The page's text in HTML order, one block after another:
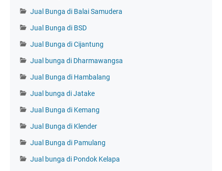
Jual Bunga di Balai Samudera
Jual Bunga di BSD
Jual Bunga di Cijantung
Jual bunga di Dharmawangsa
Jual Bunga di Hambalang
Jual bunga di Jatake
Jual Bunga di Kemang
Jual Bunga di Klender
Jual Bunga di Pamulang
Jual bunga di Pondok Kelapa